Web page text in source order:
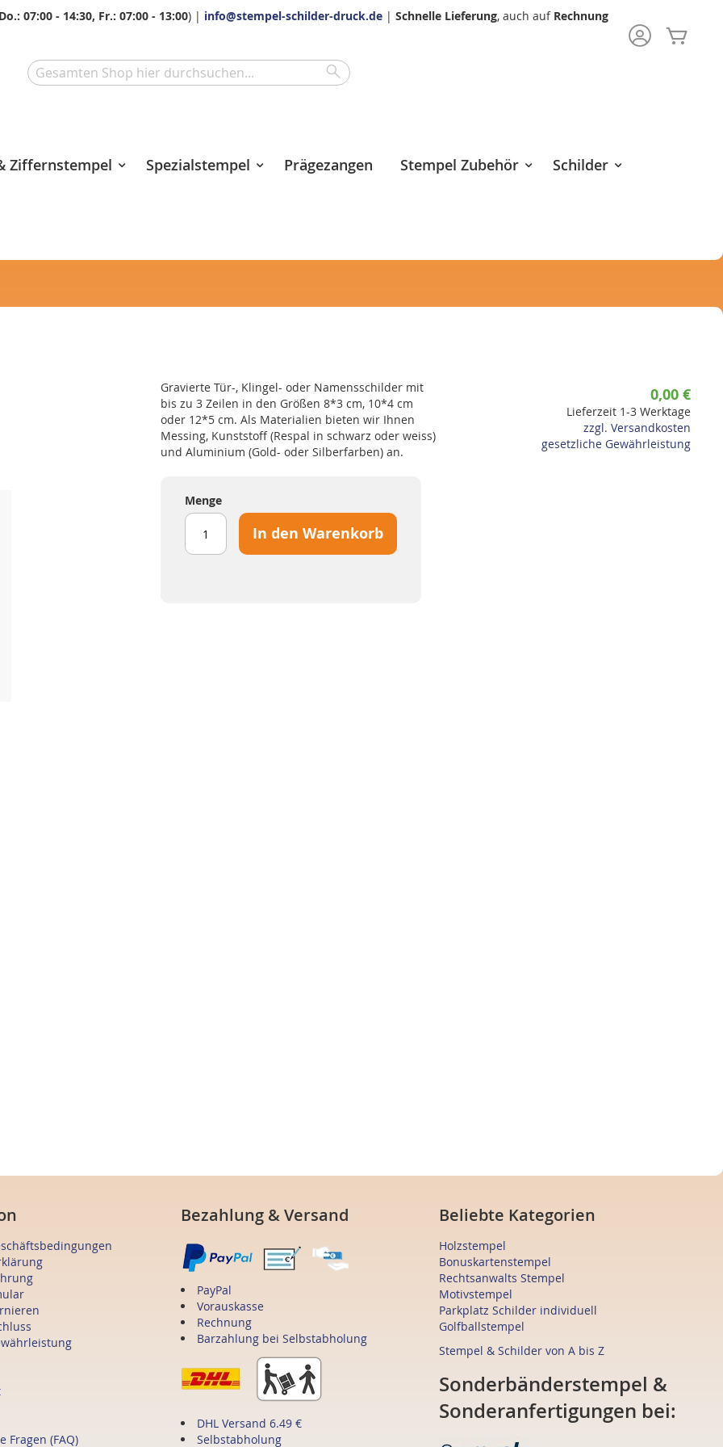
07:00 - 14:30, Fr.: 07:00 - 13:00) | info@stempel-schilder-druck.de | Schnelle Lieferung, auch auf Rechnung
Search
Ziffernstempel Spezialstempel Prägezangen Stempel Zubehör Schilder
0,00 €
Lieferzeit 1-3 Werktage
zzgl. Versandkosten
gesetzliche Gewährleistung
Gravierte Tür-, Klingel- oder Namensschilder mit
bis zu 3 Zeilen in den Größen 8*3 cm, 10*4 cm
oder 12*5 cm. Als Materialien bieten wir Ihnen
Messing, Kunststoff (Respal in schwarz oder weiss)
und Aluminium (Gold- oder Silberfarben) an.
Menge
In den Warenkorb
Fragen (FAQ)
Bezahlung & Versand
PayPal
Vorauskasse
Rechnung
Barzahlung bei Selbstabholung
DHL Versand 6.49 €
Selbstabholung
Beliebte Kategorien
Holzstempel
Bonuskartenstempel
Rechtsanwalts Stempel
Motivstempel
Parkplatz Schilder individuell
Golfballstempel
Stempel & Schilder von A bis Z
Sonderbänderstempel &
Sonderanfertigungen bei: